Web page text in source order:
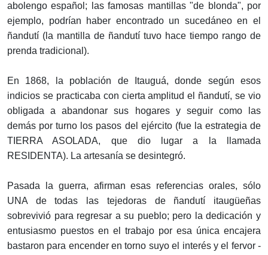
abolengo español; las famosas mantillas "de blonda", por
ejemplo, podrían haber encontrado un sucedáneo en el
ñandutí (la mantilla de ñandutí tuvo hace tiempo rango de
prenda tradicional).
En 1868, la población de Itauguá, donde según esos
indicios se practicaba con cierta amplitud el ñandutí, se vio
obligada a abandonar sus hogares y seguir como las
demás por turno los pasos del ejército (fue la estrategia de
TIERRA ASOLADA, que dio lugar a la llamada
RESIDENTA). La artesanía se desintegró.
Pasada la guerra, afirman esas referencias orales, sólo
UNA de todas las tejedoras de ñandutí itaugüeñas
sobrevivió para regresar a su pueblo; pero la dedicación y
entusiasmo puestos en el trabajo por esa única encajera
bastaron para encender en torno suyo el interés y el fervor -